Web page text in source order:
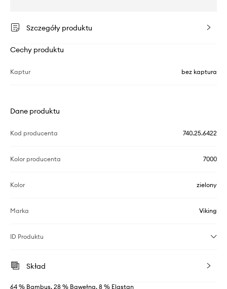
Szczegóły produktu
Cechy produktu
Kaptur bez kaptura
Dane produktu
Kod producenta 740.25.6422
Kolor producenta 7000
Kolor zielony
Marka Viking
ID Produktu
Skład
64 % Bambus, 28 % Bawełna, 8 % Elastan